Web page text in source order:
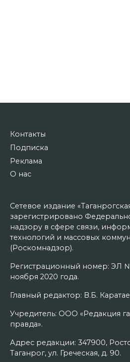
Контакты
Подписка
Реклама
О нас
Сетевое издание
зарегистрировано
надзору в сфере связи,
технологий и массовых
(Роскомнадзор).
Регистрационный номер: ЭЛ
ноября 2020 года.
Главный редактор: В.Б.
Учредитель: ООО «Редакция
правда».
Адрес редакции: 347900,
Таганрог, ул. Греческая, д. 90.